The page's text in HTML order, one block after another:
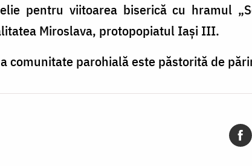
pentru viitoarea biserică cu hramul
Miroslava, protopopiatul Iași III.
comunitate parohială este păstorită de